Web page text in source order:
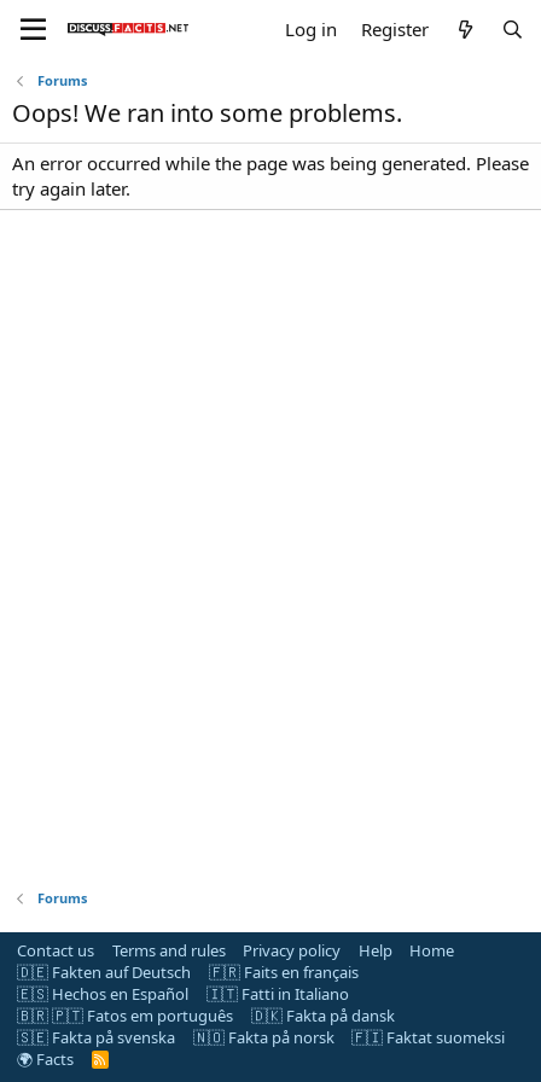
Log in Register
Forums
Oops! We ran into some problems.
An error occurred while the page was being generated. Please
try again later.
Forums
Contact us Terms and rules Privacy policy Help
Home
🇩🇪 Fakten auf Deutsch
🇫🇷 Faits en français
🇪🇸 Hechos en Español
🇮🇹 Fatti in Italiano
🇧🇷 🇵🇹 Fatos em português
🇩🇰 Fakta på dansk
🇸🇪 Fakta på svenska
🇳🇴 Fakta på norsk
🇫🇮 Faktat suomeksi
🌍 Facts
R